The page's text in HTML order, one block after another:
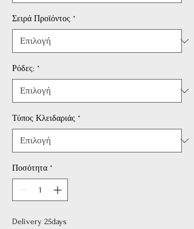
Σειρά Προϊόντος *
Ρόδες: *
Τύπος Κλειδαριάς *
Ποσότητα *
Delivery 25days